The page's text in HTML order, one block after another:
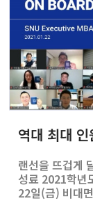
랜선을 뜨겁게
성료 2021학년
22일(금) 비대